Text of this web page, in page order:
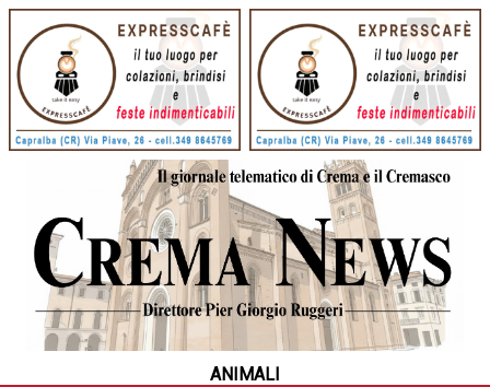
ANIMALI
HOME
CRONACA
POLITICA
LA FOTO
DAL TERRITORIO